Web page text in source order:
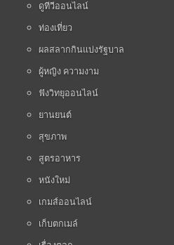
ดูทีวีออนไลน์
ท่องเที่ยว
ผลสลากกินแบ่งรัฐบาล
ผู้หญิง ความงาม
ฟังวิทยุออนไลน์
ยานยนต์
สุขภาพ
สูตรอาหาร
หนังใหม่
เกมส์ออนไลน์
เก็บตกเมล์